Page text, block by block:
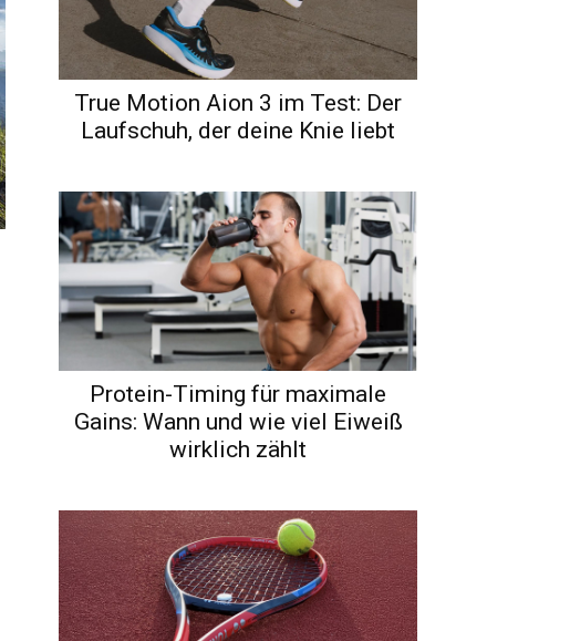
True Motion Aion 3 im Test: Der
Laufschuh, der deine Knie liebt
Protein-Timing für maximale
Gains: Wann und wie viel Eiweiß
wirklich zählt